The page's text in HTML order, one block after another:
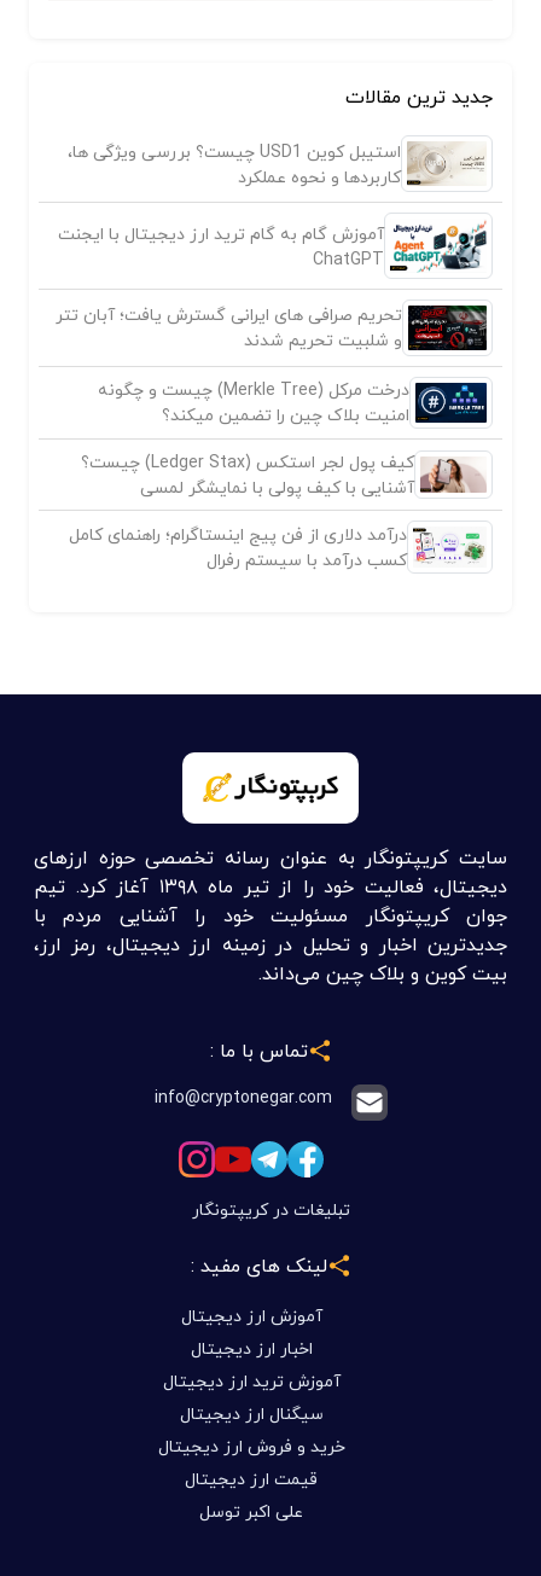
جدید ترین مقالات
استیبل کوین USD1 چیست؟ بررسی ویژگی ها،
کاربردها و نحوه عملکرد
آموزش گام به گام ترید ارز دیجیتال با ایجنت
ChatGPT
تحریم صرافی های ایرانی گسترش یافت؛ آبان تتر
و شلبیت تحریم شدند
درخت مرکل (Merkle Tree) چیست و چگونه
امنیت بلاک چین را تضمین میکند؟
کیف پول لجر استکس (Ledger Stax) چیست؟
آشنایی با کیف پولی با نمایشگر لمسی
درآمد دلاری از فن پیج اینستاگرام؛ راهنمای کامل
کسب درآمد با سیستم رفرال
سایت کریپتونگار به عنوان رسانه تخصصی حوزه ارزهای
دیجیتال، فعالیت خود را از تیر ماه ۱۳۹۸ آغاز کرد. تیم
جوان کریپتونگار مسئولیت خود را آشنایی مردم با
جدیدترین اخبار و تحلیل در زمینه ارز دیجیتال، رمز ارز،
بیت کوین و بلاک چین می‌داند.
تماس با ما :
info@cryptonegar.com
تبلیغات در کریپتونگار
لینک های مفید :
آموزش ارز دیجیتال
اخبار ارز دیجیتال
آموزش ترید ارز دیجیتال
سیگنال ارز دیجیتال
خرید و فروش ارز دیجیتال
قیمت ارز دیجیتال
علی اکبر توسل